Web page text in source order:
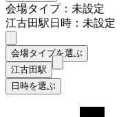
会場タイプ：未設定
江古田駅日時：未設定
会場タイプを選ぶ
江古田駅
日時を選ぶ